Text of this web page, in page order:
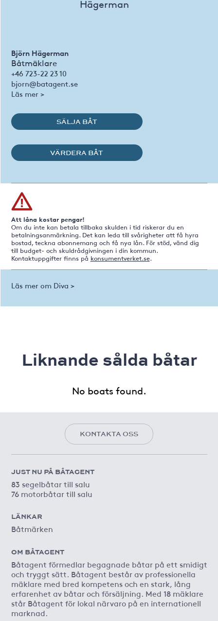
Björn Hägerman
Båtmäklare
+46 723-22 23 10
bjorn@batagent.se
Läs mer >
SÄLJA BÅT
VÄRDERA BÅT
Att låna kostar pengar!
Om du inte kan betala tillbaka skulden i tid riskerar du en
betalningsanmärkning. Det kan leda till svårigheter att få hyra
bostad, teckna abonnemang och få nya lån. För stöd, vänd dig
till budget- och skuldrådgivningen i din kommun.
Kontaktuppgifter finns på konsumentverket.se.
Läs mer om Diva >
Liknande sålda båtar
No boats found.
KONTAKTA OSS
JUST NU PÅ BÅTAGENT
83 segelbåtar till salu
76 motorbåtar till salu
LÄNKAR
Båtmärken
OM BÅTAGENT
Båtagent förmedlar begagnade båtar på ett smidigt
och tryggt sätt. Båtagent består av professionella
mäklare med bred kompetens och en stark, lång
erfarenhet av båtar och försäljning. Med 18 mäklare
står Båtagent för lokal närvaro på en internationell
marknad.